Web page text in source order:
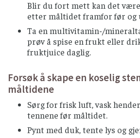
Blir du fort mett kan det
etter måltidet framfor før og
Ta en multivitamin-/
prøv å spise en frukt eller
fruktjuice daglig.
Forsøk å skape en koselig
måltidene
Sørg for frisk luft, vask
tennene før måltidet.
Pynt med duk, tente lys og